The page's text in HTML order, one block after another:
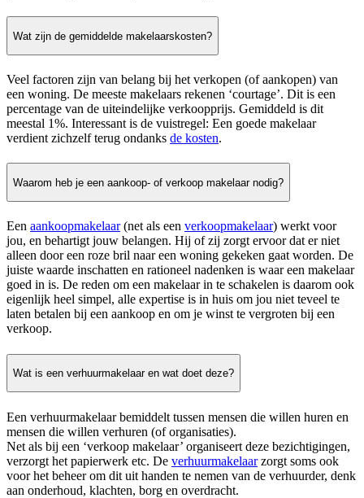
Wat zijn de gemiddelde makelaarskosten?
Veel factoren zijn van belang bij het verkopen (of aankopen) van
een woning. De meeste makelaars rekenen ‘courtage’. Dit is een
percentage van de uiteindelijke verkoopprijs. Gemiddeld is dit
meestal 1%. Interessant is de vuistregel: Een goede makelaar
verdient zichzelf terug ondanks de kosten.
Waarom heb je een aankoop- of verkoop makelaar nodig?
Een aankoopmakelaar(net als een verkoopmakelaar) werkt voor
jou, en behartigt jouw belangen. Hij of zij zorgt ervoor dat er niet
alleen door een roze bril naar een woning gekeken gaat worden. De
juiste waarde inschatten en rationeel nadenken is waar een makelaar
goed in is. De reden om een makelaar in te schakelen is daarom ook
eigenlijk heel simpel, alle expertise is in huis om jou niet teveel te
laten betalen bij een aankoop en om je winst te vergroten bij een
verkoop.
Wat is een verhuurmakelaar en wat doet deze?
Een verhuurmakelaar bemiddelt tussen mensen die willen huren en
mensen die willen verhuren (of organisaties).
Net als bij een ‘verkoop makelaar’ organiseert deze bezichtigingen,
verzorgt het papierwerk etc. De verhuurmakelaarzorgt soms ook
voor het beheer om dit uit handen te nemen van de verhuurder, denk
aan onderhoud, klachten, borg en overdracht.